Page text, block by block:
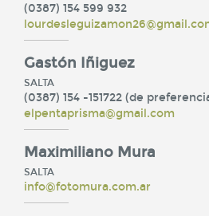
(0387) 154 599 932
Gastón Iñiguez
SALTA
(0387) 154 -151722 (de
elpentaprisma@gmail.com
Maximiliano Mura
SALTA
info@fotomura.com.ar